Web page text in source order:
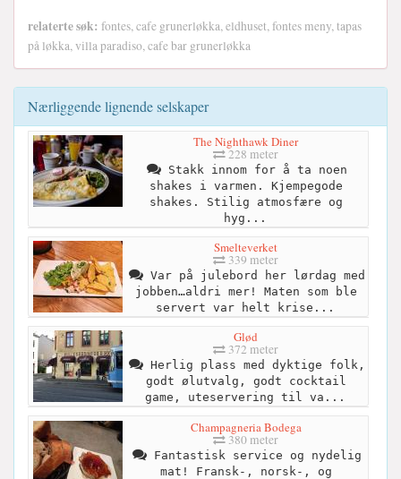
relaterte søk: fontes, cafe grunerløkka, eldhuset, fontes meny, tapas
på løkka, villa paradiso, cafe bar grunerløkka
Nærliggende lignende selskaper
The Nighthawk Diner
228 meter
Stakk innom for å ta noen
shakes i varmen. Kjempegode
shakes. Stilig atmosfære og
hyg...
Smelteverket
339 meter
Var på julebord her lørdag med
jobben…aldri mer! Maten som ble
servert var helt krise...
Glød
372 meter
Herlig plass med dyktige folk,
godt ølutvalg, godt cocktail
game, uteservering til va...
Champagneria Bodega
380 meter
Fantastisk service og nydelig
mat! Fransk-, norsk-, og